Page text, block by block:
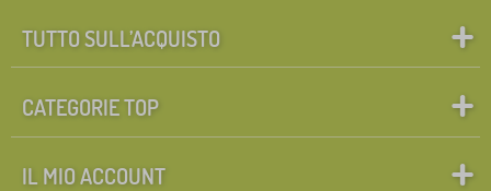
TUTTO SULL’ACQUISTO
CATEGORIE TOP
IL MIO ACCOUNT